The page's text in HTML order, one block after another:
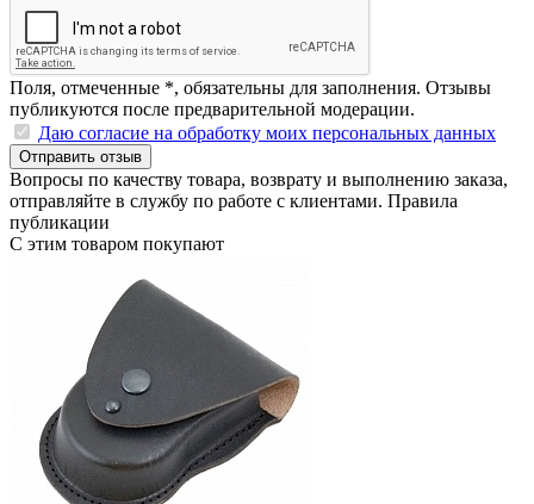
Поля, отмеченные *, обязательны для заполнения. Отзывы
публикуются после предварительной модерации.
Даю согласие на обработку моих персональных данных
Отправить отзыв
Вопросы по качеству товара, возврату и выполнению заказа,
отправляйте в службу по работе с клиентами. Правила
публикации
С этим товаром покупают